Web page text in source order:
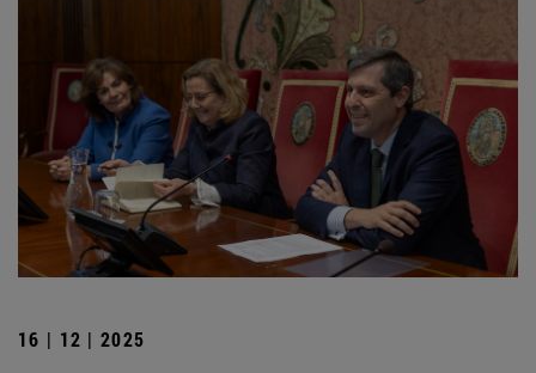
16 | 12 | 2025